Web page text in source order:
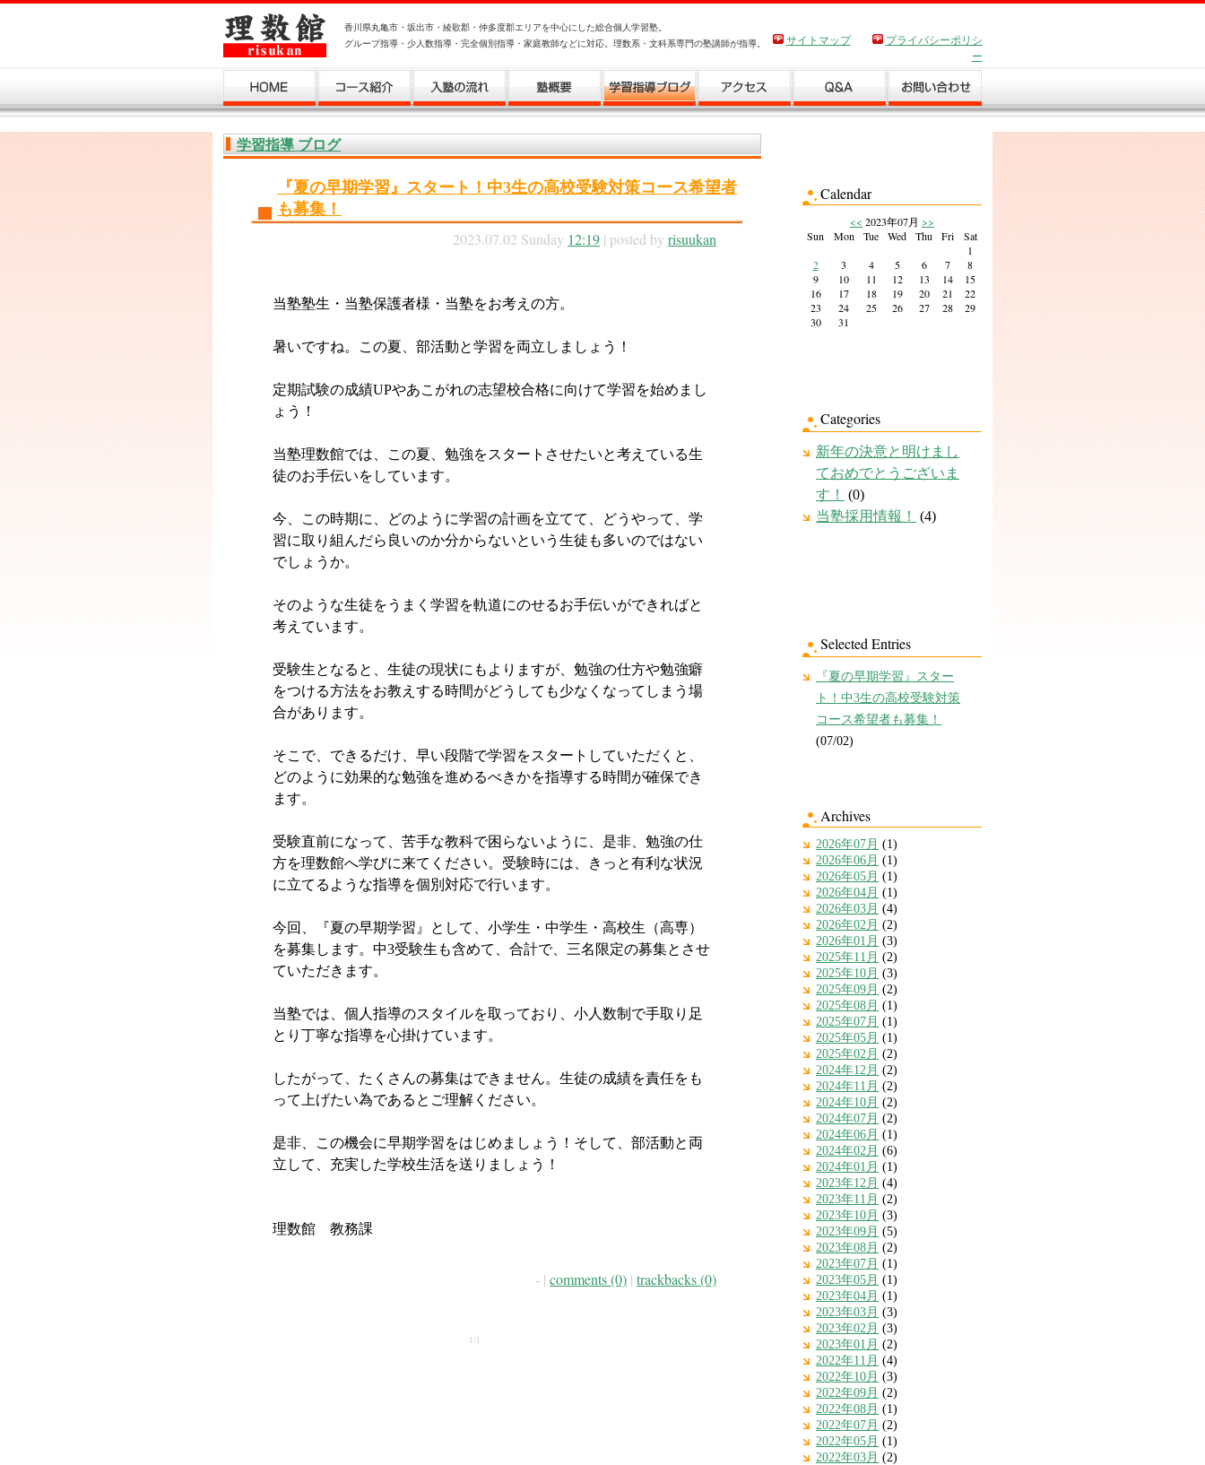
香川県丸亀市・坂出市・綾歌郡・仲多度郡エリアを中心にした総合個人学習塾。
グループ指導・少人数指導・完全個別指導・家庭教師などに対応。理数系・文科系専門の塾講師が指導。
サイトマップ
プライバシーポリシ
ー
学習指導 ブログ
『夏の早期学習』スタート！中3生の高校受験対策コース希望者
も募集！
2023.07.02 Sunday 12:19 | posted by risuukan
当塾塾生・当塾保護者様・当塾をお考えの方。
暑いですね。この夏、部活動と学習を両立しましょう！
定期試験の成績UPやあこがれの志望校合格に向けて学習を始めまし
ょう！
当塾理数館では、この夏、勉強をスタートさせたいと考えている生
徒のお手伝いをしています。
今、この時期に、どのように学習の計画を立てて、どうやって、学
習に取り組んだら良いのか分からないという生徒も多いのではない
でしょうか。
そのような生徒をうまく学習を軌道にのせるお手伝いができればと
考えています。
受験生となると、生徒の現状にもよりますが、勉強の仕方や勉強癖
をつける方法をお教えする時間がどうしても少なくなってしまう場
合があります。
そこで、できるだけ、早い段階で学習をスタートしていただくと、
どのように効果的な勉強を進めるべきかを指導する時間が確保でき
ます。
受験直前になって、苦手な教科で困らないように、是非、勉強の仕
方を理数館へ学びに来てください。受験時には、きっと有利な状況
に立てるような指導を個別対応で行います。
今回、『夏の早期学習』として、小学生・中学生・高校生（高専）
を募集します。中3受験生も含めて、合計で、三名限定の募集とさせ
ていただきます。
当塾では、個人指導のスタイルを取っており、小人数制で手取り足
とり丁寧な指導を心掛けています。
したがって、たくさんの募集はできません。生徒の成績を責任をも
って上げたい為であるとご理解ください。
是非、この機会に早期学習をはじめましょう！そして、部活動と両
立して、充実した学校生活を送りましょう！
理数館 教務課
- | comments (0) | trackbacks (0)
1/1
Calendar
<< 2023年07月 >>
Sun
Mon Tue Wed Thu Fri
Sat
1
2
3 4 5 6 7
8
9
10 11 12 13 14
15
16
17 18 19 20 21
22
23
24 25 26 27 28
29
30
31
Categories
新年の決意と明けまし
ておめでとうございま
す！
(0)
当塾採用情報！
(4)
Selected Entries
『夏の早期学習』スター
ト！中3生の高校受験対策
コース希望者も募集！
(07/02)
Archives
2026年07月 (1)
2026年06月 (1)
2026年05月 (1)
2026年04月 (1)
2026年03月 (4)
2026年02月 (2)
2026年01月 (3)
2025年11月 (2)
2025年10月 (3)
2025年09月 (2)
2025年08月 (1)
2025年07月 (1)
2025年05月 (1)
2025年02月 (2)
2024年12月 (2)
2024年11月 (2)
2024年10月 (2)
2024年07月 (2)
2024年06月 (1)
2024年02月 (6)
2024年01月 (1)
2023年12月 (4)
2023年11月 (2)
2023年10月 (3)
2023年09月 (5)
2023年08月 (2)
2023年07月 (1)
2023年05月 (1)
2023年04月 (1)
2023年03月 (3)
2023年02月 (3)
2023年01月 (2)
2022年11月 (4)
2022年10月 (3)
2022年09月 (2)
2022年08月 (1)
2022年07月 (2)
2022年05月 (1)
2022年03月 (2)